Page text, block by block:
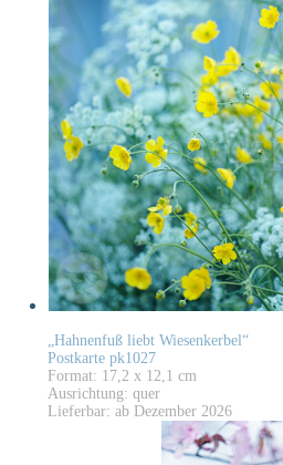
„Hahnenfuß liebt Wiesenkerbel“
Postkarte pk1027
Format: 17,2 x 12,1 cm
Ausrichtung: quer
Lieferbar: ab Dezember 2026